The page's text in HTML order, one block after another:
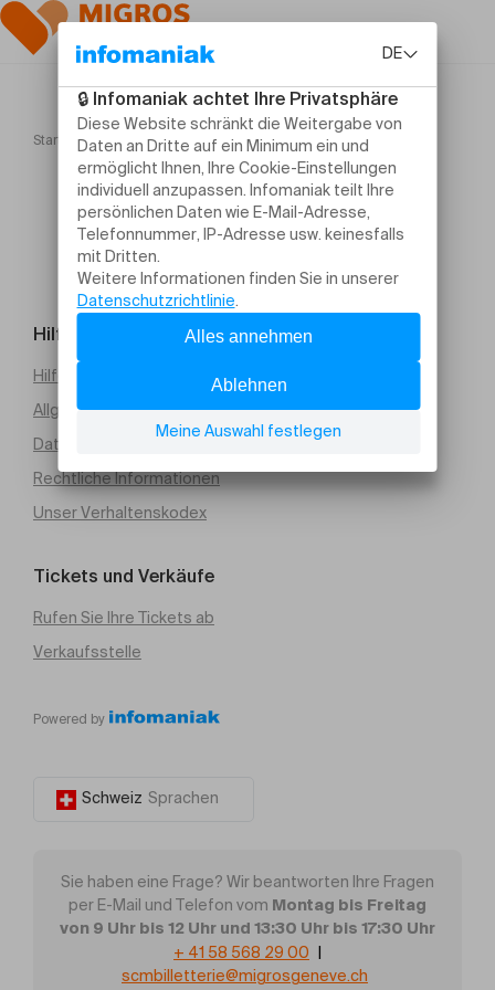
Startseite Jazz on the Water #3 Tribute to Miles Davis
Hilfe und Kontakt
Hilfe erforderlich
Allgemeine Verkaufsbedingungen (PDF)
Datenschutz
Rechtliche Informationen
Unser Verhaltenskodex
Tickets und Verkäufe
Rufen Sie Ihre Tickets ab
Verkaufsstelle
Powered by
Schweiz Sprachen
Sie haben eine Frage? Wir beantworten Ihre Fragen
per E-Mail und Telefon vom Montag bis Freitag
von 9 Uhr bis 12 Uhr und 13:30 Uhr bis 17:30 Uhr
+ 41 58 568 29 00
scmbilletterie@migrosgeneve.ch